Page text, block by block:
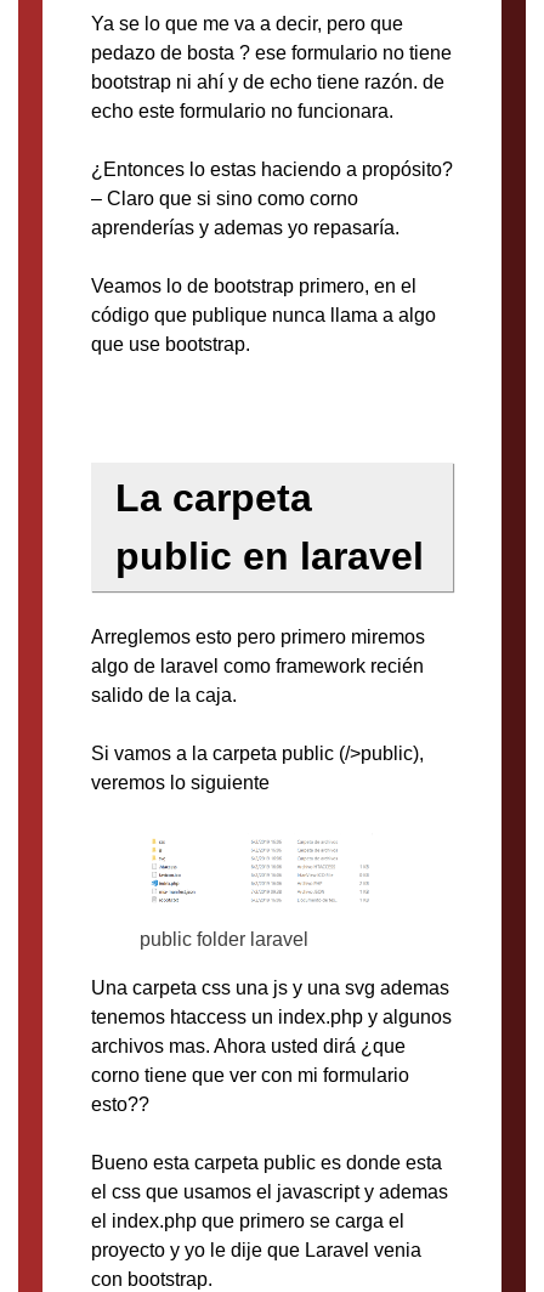
Ya se lo que me va a decir, pero que
pedazo de bosta ? ese formulario no tiene
bootstrap ni ahí y de echo tiene razón. de
echo este formulario no funcionara.
¿Entonces lo estas haciendo a propósito?
– Claro que si sino como corno
aprenderías y ademas yo repasaría.
Veamos lo de bootstrap primero, en el
código que publique nunca llama a algo
que use bootstrap.
La carpeta
public en laravel
Arreglemos esto pero primero miremos
algo de laravel como framework recién
salido de la caja.
Si vamos a la carpeta public (/>public),
veremos lo siguiente
public folder laravel
Una carpeta css una js y una svg ademas
tenemos htaccess un index.php y algunos
archivos mas. Ahora usted dirá ¿que
corno tiene que ver con mi formulario
esto??
Bueno esta carpeta public es donde esta
el css que usamos el javascript y ademas
el index.php que primero se carga el
proyecto y yo le dije que Laravel venia
con bootstrap.